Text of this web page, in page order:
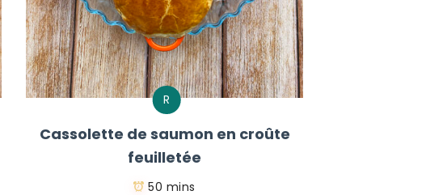
R
Cassolette de saumon en croûte
feuilletée
50 mins